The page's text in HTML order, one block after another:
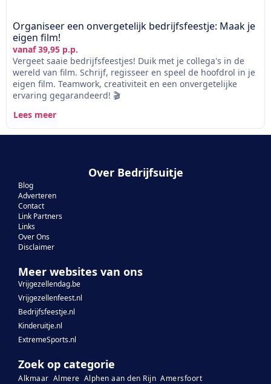
Organiseer een onvergetelijk bedrijfsfeestje: Maak je
eigen film!
vanaf 39,95 p.p.
Vergeet saaie bedrijfsfeestjes! Duik met je collega's in de
wereld van film. Schrijf, regisseer en speel de hoofdrol in je
eigen film. Teamwork, creativiteit en een onvergetelijke
ervaring gegarandeerd! 🎬
Lees meer
Over Bedrijfsuitje
Blog
Adverteren
Contact
Link Partners
Links
Over Ons
Disclaimer
Meer websites van ons
Vrijgezellendag.be
Vrijgezellenfeest.nl
Bedrijfsfeestje.nl
Kinderuitje.nl
ExtremeSports.nl
Zoek op categorie
Alkmaar Almere Alphen aan den Rijn Amersfoort